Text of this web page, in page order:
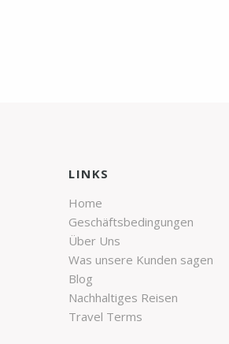
LINKS
Home
Geschäftsbedingungen
Über Uns
Was unsere Kunden sagen
Blog
Nachhaltiges Reisen
Travel Terms